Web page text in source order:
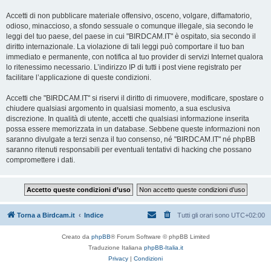
Accetti di non pubblicare materiale offensivo, osceno, volgare, diffamatorio,
odioso, minaccioso, a sfondo sessuale o comunque illegale, sia secondo le
leggi del tuo paese, del paese in cui "BIRDCAM.IT" è ospitato, sia secondo il
diritto internazionale. La violazione di tali leggi può comportare il tuo ban
immediato e permanente, con notifica al tuo provider di servizi Internet qualora
lo ritenessimo necessario. L’indirizzo IP di tutti i post viene registrato per
facilitare l’applicazione di queste condizioni.
Accetti che "BIRDCAM.IT" si riservi il diritto di rimuovere, modificare, spostare o
chiudere qualsiasi argomento in qualsiasi momento, a sua esclusiva
discrezione. In qualità di utente, accetti che qualsiasi informazione inserita
possa essere memorizzata in un database. Sebbene queste informazioni non
saranno divulgate a terzi senza il tuo consenso, né "BIRDCAM.IT" né phpBB
saranno ritenuti responsabili per eventuali tentativi di hacking che possano
compromettere i dati.
Torna a Birdcam.it Indice Tutti gli orari sono UTC+02:00
Creato da phpBB® Forum Software © phpBB Limited
Traduzione Italiana phpBB-Italia.it
Privacy | Condizioni